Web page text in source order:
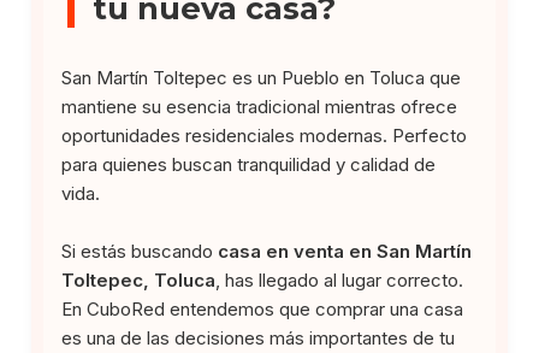
San Martín Toltepec es un Pueblo en Toluca que
mantiene su esencia tradicional mientras ofrece
oportunidades residenciales modernas. Perfecto
para quienes buscan tranquilidad y calidad de
vida.
Si estás buscando casa en venta en San Martín
Toltepec, Toluca , has llegado al lugar correcto.
En CuboRed entendemos que comprar una casa
es una de las decisiones más importantes de tu